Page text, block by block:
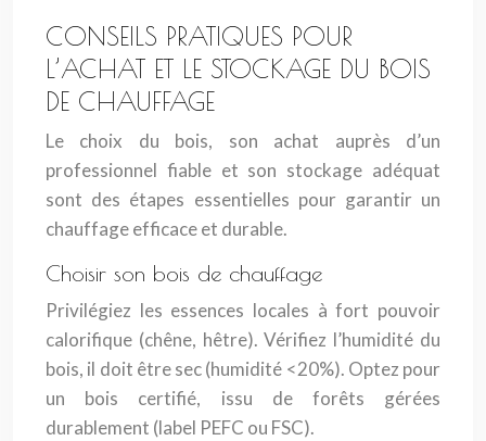
CONSEILS PRATIQUES POUR
L’ACHAT ET LE STOCKAGE DU BOIS
DE CHAUFFAGE
Le choix du bois, son achat auprès d’un
professionnel fiable et son stockage adéquat
sont des étapes essentielles pour garantir un
chauffage efficace et durable.
Choisir son bois de chauffage
Privilégiez les essences locales à fort pouvoir
calorifique (chêne, hêtre). Vérifiez l’humidité du
bois, il doit être sec (humidité <20%). Optez pour
un bois certifié, issu de forêts gérées
durablement (label PEFC ou FSC).